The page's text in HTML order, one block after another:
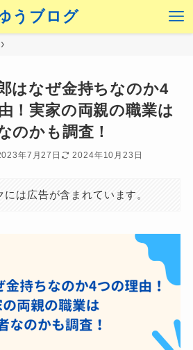
うブログ
はなぜ金持ちなのか4
！実家の両親の職業は
のかも調査！
年7月27日 2024年10月23日
は広告が含まれています。